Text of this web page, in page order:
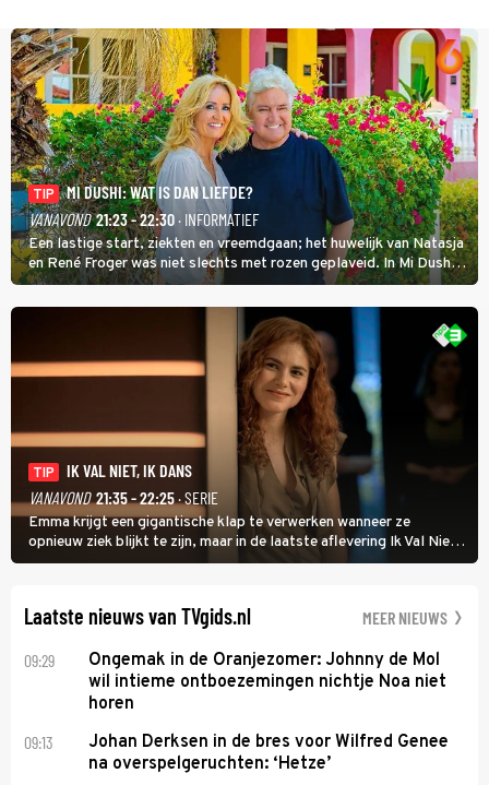
TIP
MI DUSHI: WAT IS DAN LIEFDE?
VANAVOND 21:23 - 22:30 · INFORMATIEF
Een lastige start, ziekten en vreemdgaan; het huwelijk van Natasja
en René Froger was niet slechts met rozen geplaveid. In Mi Dushi:
Wat Is Dan Liefde? neemt Wilfred Genee het showbizzkoppel mee
uit vissen om het over de liefde te hebben.
TIP
IK VAL NIET, IK DANS
VANAVOND 21:35 - 22:25· SERIE
Emma krijgt een gigantische klap te verwerken wanneer ze
opnieuw ziek blijkt te zijn, maar in de laatste aflevering Ik Val Niet,
Ik Dans laat ze zien dat ze niet van plan is op te geven, zelfs als ze
Laatste nieuws van TVgids.nl MEER NIEUWS
09:29
Ongemak in de Oranjezomer: Johnny de Mol
wil intieme ontboezemingen nichtje Noa niet
horen
09:13
Johan Derksen in de bres voor Wilfred Genee
na overspelgeruchten: ‘Hetze’